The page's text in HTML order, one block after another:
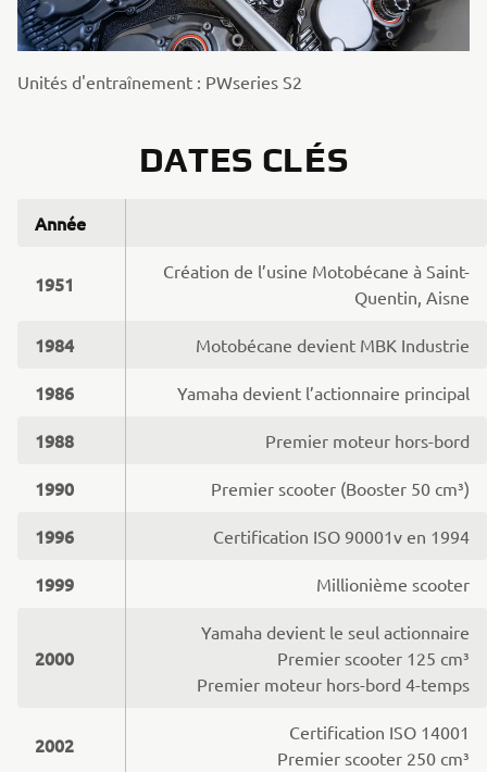
Unités d'entraînement : PWseries S2
DATES CLÉS
Année
1951
Création de l’usine Motobécane à Saint-
Quentin, Aisne
1984 Motobécane devient MBK Industrie
1986 Yamaha devient l’actionnaire principal
1988 Premier moteur hors-bord
1990 Premier scooter (Booster 50 cm³)
1996 Certification ISO 90001v en 1994
1999 Millionième scooter
2000
Yamaha devient le seul actionnaire
Premier scooter 125 cm³
Premier moteur hors-bord 4-temps
2002
Certification ISO 14001
Premier scooter 250 cm³